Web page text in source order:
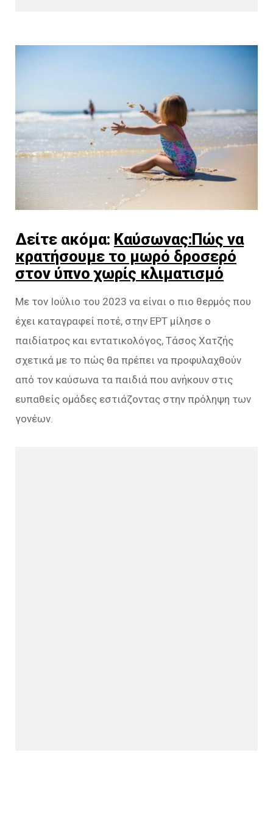
Δείτε ακόμα: Καύσωνας:Πώς να
κρατήσουμε το μωρό δροσερό
στον ύπνο χωρίς κλιματισμό
Με τον Ιούλιο του 2023 να είναι ο πιο θερμός που
έχει καταγραφεί ποτέ, στην ΕΡΤ μίλησε ο
παιδίατρος και εντατικολόγος, Τάσος Χατζής
σχετικά με το πώς θα πρέπει να προφυλαχθούν
από τον καύσωνα τα παιδιά που ανήκουν στις
ευπαθείς ομάδες εστιάζοντας στην πρόληψη των
γονέων.